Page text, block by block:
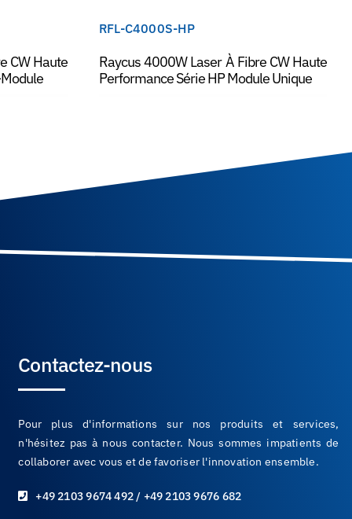
CW Haute
RFL-C4000S-HP
Raycus 4000W Laser À Fibre CW Haute
Performance Série HP Module Unique
Contactez-nous
Pour plus d'informations sur nos produits et services,
n'hésitez pas à nous contacter. Nous sommes impatients de
collaborer avec vous et de favoriser l'innovation ensemble.
+49 2103 9674 492 / +49 2103 9676 682